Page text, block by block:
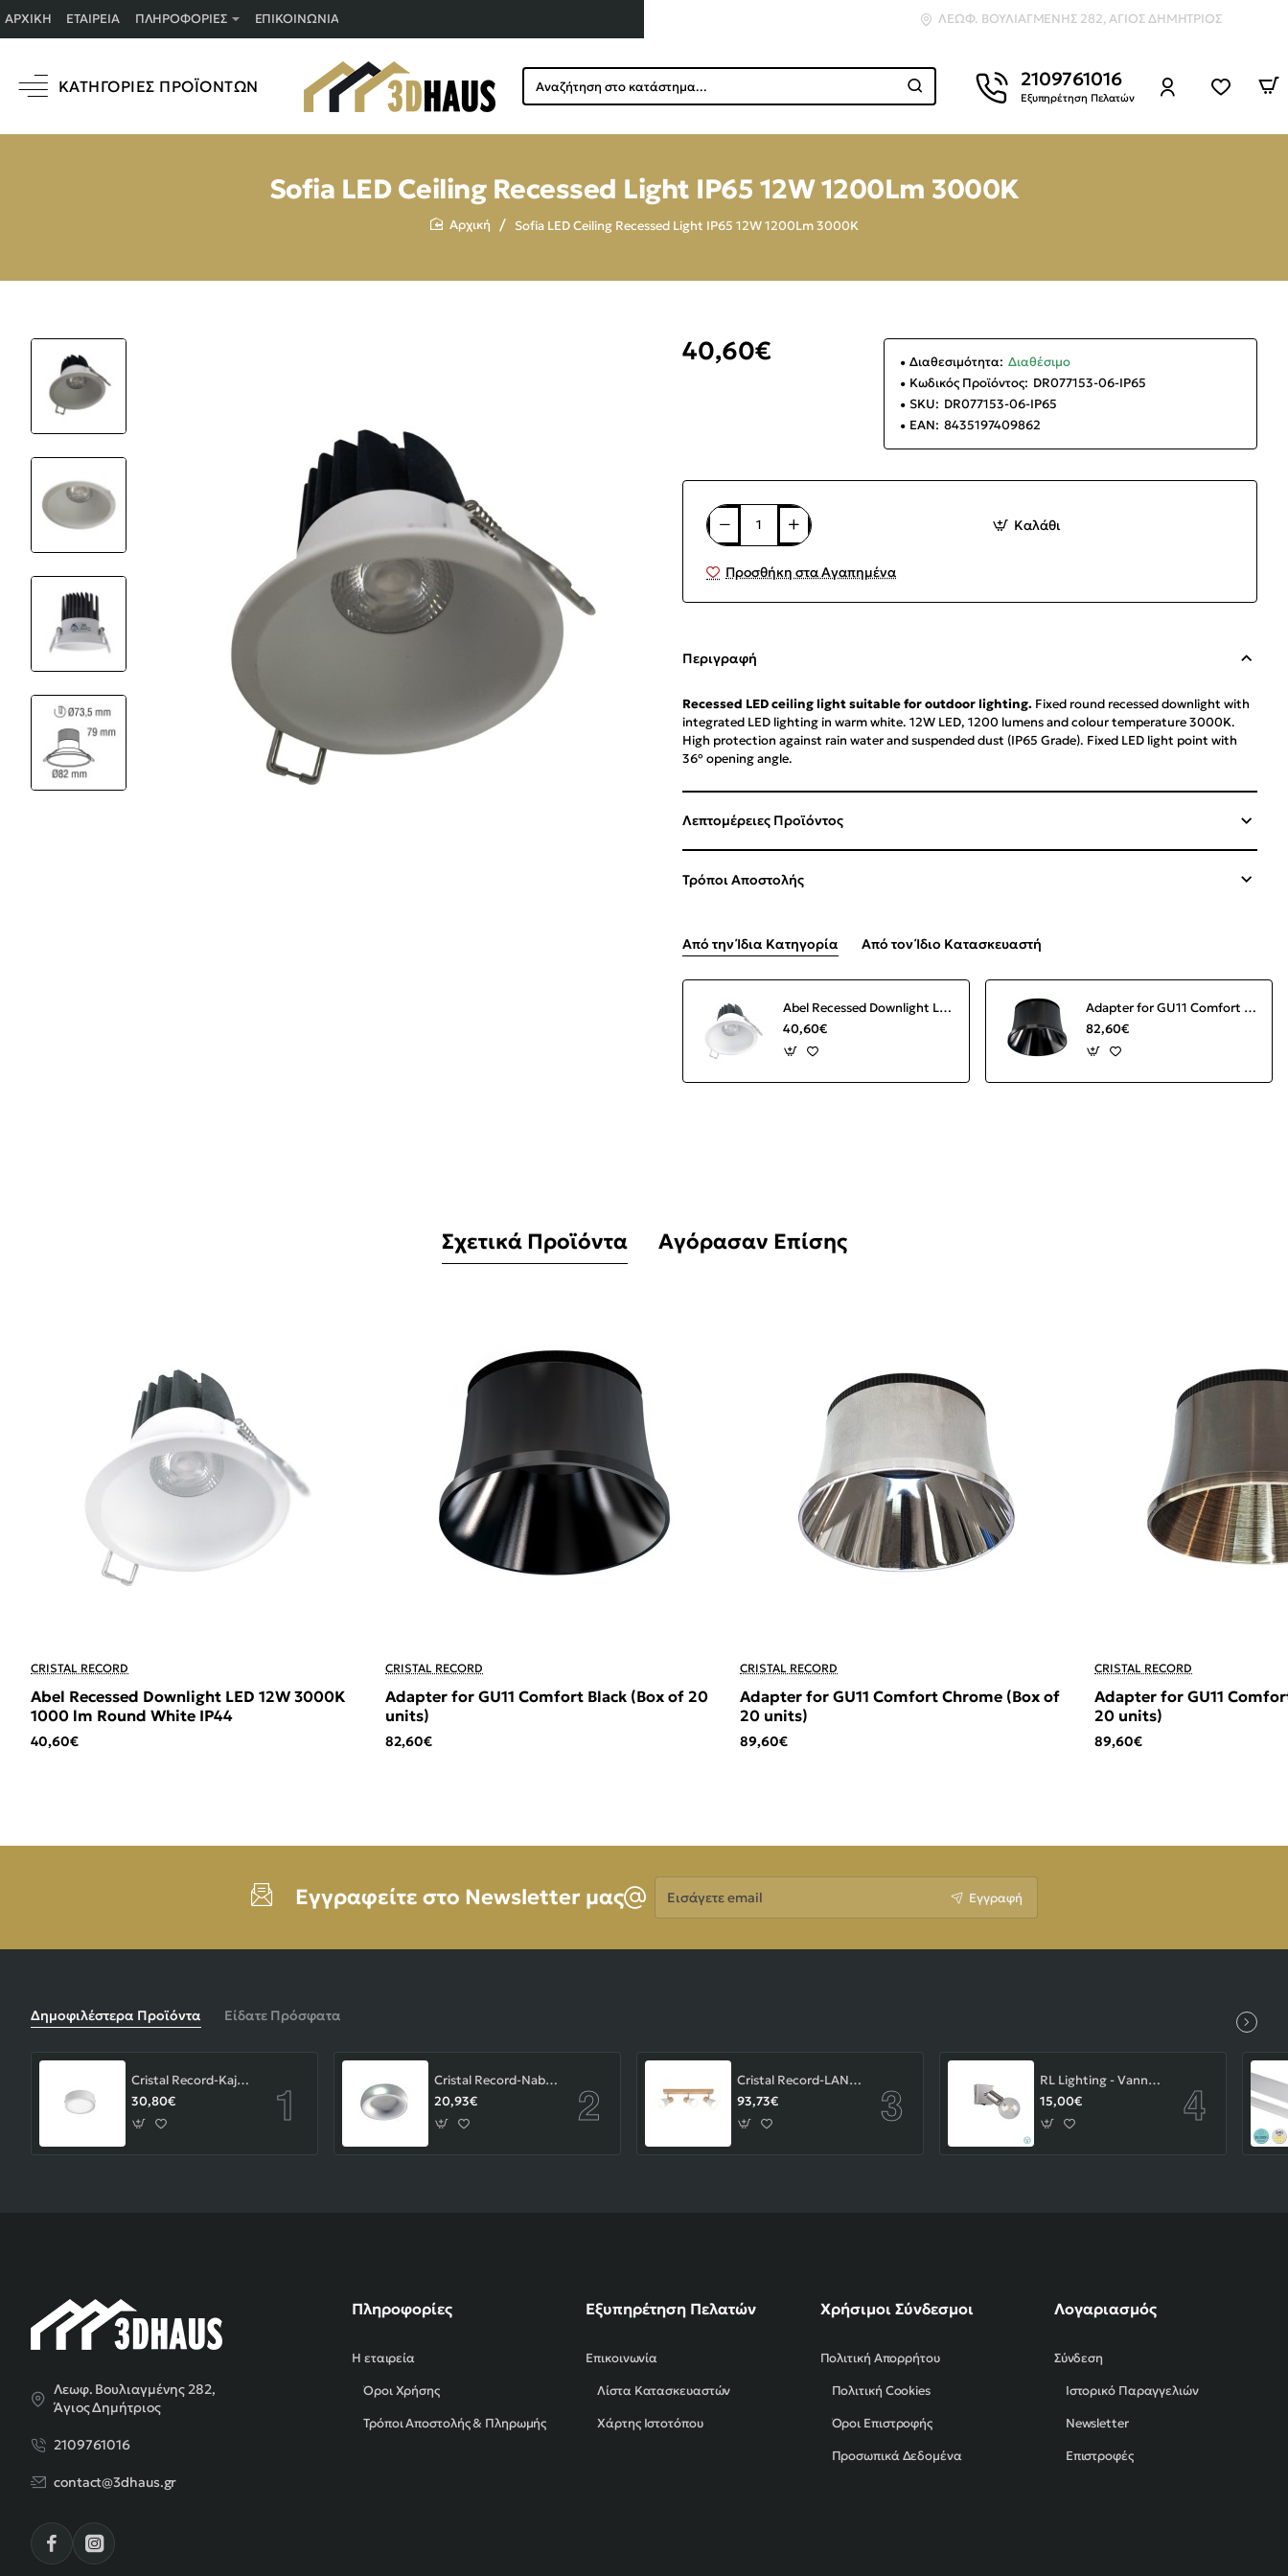
ΑΡΧΙΚΉ ΕΤΑΙΡΕΊΑ ΠΛΗΡΟΦΟΡΊΕΣ ΕΠΙΚΟΙΝΩΝΊΑ ΛΕΩΦ. ΒΟΥΛΙΑΓΜΈΝΗΣ 282, ΆΓΙΟΣ ΔΗΜΉΤΡΙΟΣ
ΚΑΤΗΓΟΡΊΕΣ ΠΡΟΪΌΝΤΩΝ
Αναζήτηση
στο
2109761016
Εξυπηρέτηση Πελατών
Sofia LED Ceiling Recessed Light IP65 12W 1200Lm 3000K
Sofia LED Ceiling Recessed Light IP65 12W 1200Lm 3000K
40,60€ Διαθεσιμότητα: Διαθέσιμο
Κωδικός Προϊόντος: DR077153-06-IP65
SKU: DR077153-06-IP65
EAN: 8435197409862
Καλάθι
Προσθήκη στα Αγαπημένα
Περιγραφή
Recessed LED ceiling light suitable for outdoor lighting. Fixed round recessed downlight with
integrated LED lighting in warm white. 12W LED, 1200 lumens and colour temperature 3000K.
High protection against rain water and suspended dust (IP65 Grade). Fixed LED light point with
36º opening angle.
Λεπτομέρειες Προϊόντος
Τρόποι Αποστολής
Από την Ίδια Κατηγορία Από τον Ίδιο Κατασκευαστή
Abel Recessed Downlight LED 12W 3000K 1000 lm Round White IP44
40,60€
Adapter for GU11 Comfort Black (Box of 20 units)
82,60€
Σχετικά Προϊόντα Αγόρασαν Επίσης
CRISTAL RECORD
Abel Recessed Downlight LED 12W 3000K
1000 lm Round White IP44
40,60€
CRISTAL RECORD
Adapter for GU11 Comfort Black (Box of 20
units)
82,60€
CRISTAL RECORD
Adapter for GU11 Comfort Chrome (Box of
20 units)
89,60€
CRISTAL RECORD
Adapter for GU11
20 units)
89,60€
Εγγραφείτε στο Newsletter μας
Εισάγετε
email
Εγγραφή
Δημοφιλέστερα Προϊόντα Είδατε Πρόσφατα
Cristal Record-Kaju Φωτιστικό Οροφής/Επιτοίχιο LED 8W, Γκρι
30,80€
Cristal Record-Nabila Χωνευτό Σποτ GU10 ΚΩΔ.-01-180-01-281
20,93€
Cristal Record-LAN Φωτιστικού οροφής Ε14 ΚΩΔ.-43-103-14-000
93,73€
RL Lighting - Vannes Επιτοίχιο Φωτιστικό Σποτ 1xE27 Νίκελ Ματ ΚΩΔ.-R80181707
15,00€
Λεωφ. Βουλιαγμένης 282,
Άγιος Δημήτριος
2109761016
contact@3dhaus.gr
Πληροφορίες
Η εταιρεία
Όροι Χρήσης
Τρόποι Αποστολής & Πληρωμής
Εξυπηρέτηση Πελατών
Επικοινωνία
Λίστα Κατασκευαστών
Χάρτης Ιστοτόπου
Χρήσιμοι Σύνδεσμοι
Πολιτική Απορρήτου
Πολιτική Cookies
Όροι Επιστροφής
Προσωπικά Δεδομένα
Λογαριασμός
Σύνδεση
Ιστορικό Παραγγελιών
Newsletter
Επιστροφές